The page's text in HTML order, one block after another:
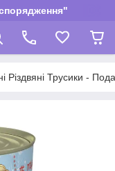
Різдвяні Трусики -